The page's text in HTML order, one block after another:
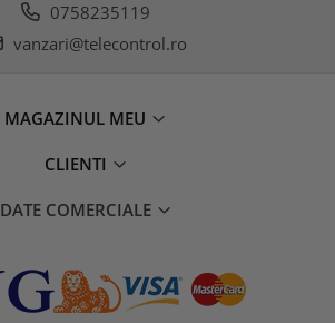
0758235119
vanzari@telecontrol.ro
MAGAZINUL MEU
CLIENTI
DATE COMERCIALE